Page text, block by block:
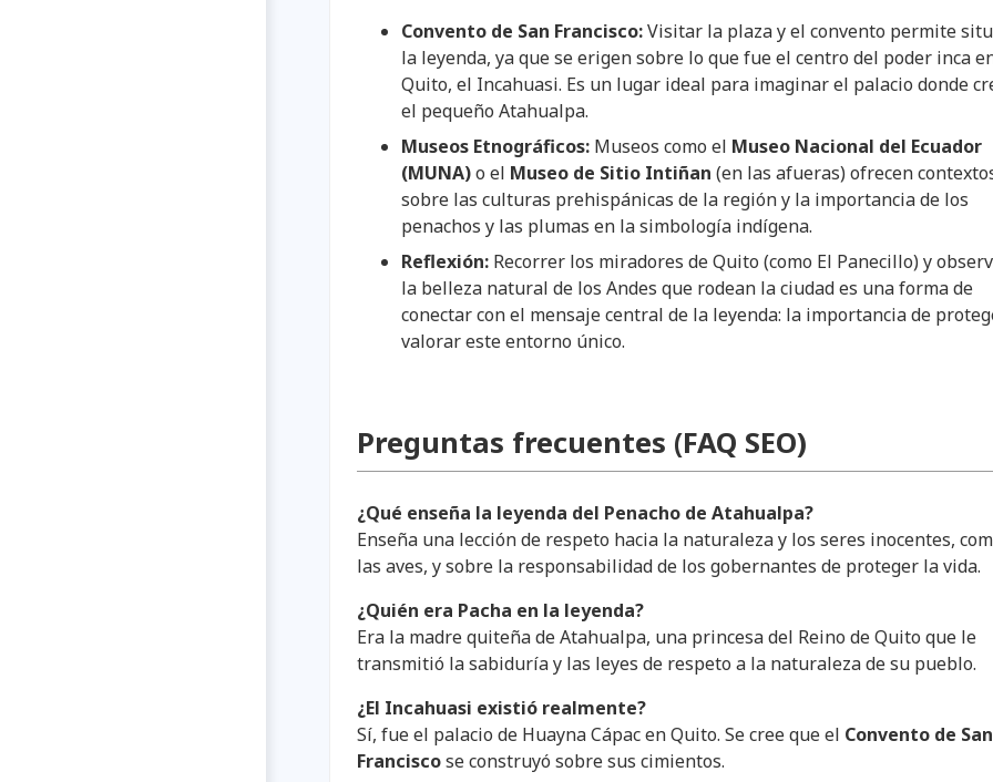
Convento de San Francisco:Visitar la plaza y el convento permite
la leyenda, ya que se erigen sobre lo que fue el centro del poder inca
Quito, el Incahuasi. Es un lugar ideal para imaginar el palacio donde
el pequeño Atahualpa.
Museos Etnográficos: Museos como el Museo Nacional del Ecuador
(MUNA)o el Museo de Sitio Intiñan (en las afueras) ofrecen
sobre las culturas prehispánicas de la región y la importancia de los
penachos y las plumas en la simbología indígena.
Reflexión: Recorrer los miradores de Quito (como El Panecillo) y
la belleza natural de los Andes que rodean la ciudad es una forma de
conectar con el mensaje central de la leyenda: la importancia de
valorar este entorno único.
Preguntas frecuentes (FAQ SEO)
¿Qué enseña la leyenda del Penacho de Atahualpa?
Enseña una lección de respeto hacia la naturaleza y los seres inocentes,
las aves, y sobre la responsabilidad de los gobernantes de proteger la vida.
¿Quién era Pacha en la leyenda?
Era la madre quiteña de Atahualpa, una princesa del Reino de Quito que le
transmitió la sabiduría y las leyes de respeto a la naturaleza de su pueblo.
¿El Incahuasi existió realmente?
Sí, fue el palacio de Huayna Cápac en Quito. Se cree que el Convento de San
Franciscose construyó sobre sus cimientos.